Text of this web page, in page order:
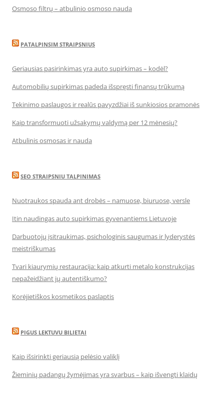
Osmoso filtrų – atbulinio osmoso nauda
PATALPINSIM STRAIPSNIUS
Geriausias pasirinkimas yra auto supirkimas – kodėl?
Automobilių supirkimas padeda išspręsti finansų trūkumą
Tekinimo paslaugos ir realūs pavyzdžiai iš sunkiosios pramonės
Kaip transformuoti užsakymų valdymą per 12 mėnesių?
Atbulinis osmosas ir nauda
SEO STRAIPSNIU TALPINIMAS
Nuotraukos spauda ant drobės – namuose, biuruose, versle
Itin naudingas auto supirkimas gyvenantiems Lietuvoje
Darbuotojų įsitraukimas, psichologinis saugumas ir lyderystės
meistriškumas
Tvari kiaurymių restauracija: kaip atkurti metalo konstrukcijas
nepažeidžiant jų autentiškumo?
Korėjietiškos kosmetikos paslaptis
PIGUS LEKTUVU BILIETAI
Kaip išsirinkti geriausią pelėsio valiklį
Žieminių padangų žymėjimas yra svarbus – kaip išvengti klaidų